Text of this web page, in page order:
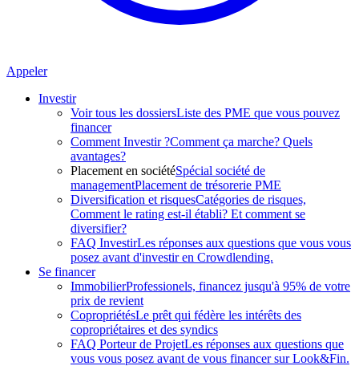
Appeler
Investir
Voir tous les dossiersListe des PME que vous pouvez
financer
Comment Investir ?Comment ça marche? Quels
avantages?
Placement en sociétéSpécial société de
managementPlacement de trésorerie PME
Diversification et risquesCatégories de risques,
Comment le rating est-il établi? Et comment se
diversifier?
FAQ InvestirLes réponses aux questions que vous vous
posez avant d'investir en Crowdlending.
Se financer
ImmobilierProfessionels, financez jusqu'à 95% de votre
prix de revient
CopropriétésLe prêt qui fédère les intérêts des
copropriétaires et des syndics
FAQ Porteur de ProjetLes réponses aux questions que
vous vous posez avant de vous financer sur Look&Fin.